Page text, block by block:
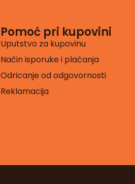
Pomoć pri kupovini
Uputstvo za kupovinu
Način isporuke i plaćanja
Odricanje od odgovornosti
Reklamacija